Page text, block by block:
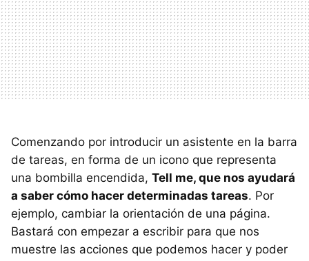
Comenzando por introducir un asistente en la barra
de tareas, en forma de un icono que representa
una bombilla encendida, Tell me, que nos ayudará
a saber cómo hacer determinadas tareas. Por
ejemplo, cambiar la orientación de una página.
Bastará con empezar a escribir para que nos
muestre las acciones que podemos hacer y poder